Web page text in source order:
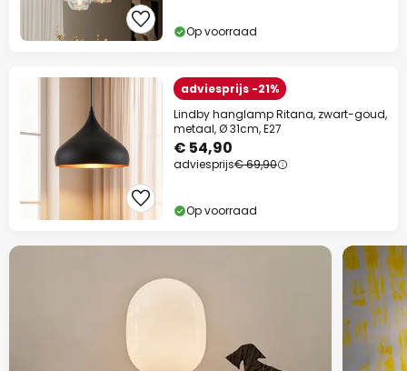
Op voorraad
adviesprijs -21%
Lindby hanglamp Ritana, zwart-goud,
metaal, Ø 31cm, E27
€ 54,90
adviesprijs€ 69,90
Op voorraad